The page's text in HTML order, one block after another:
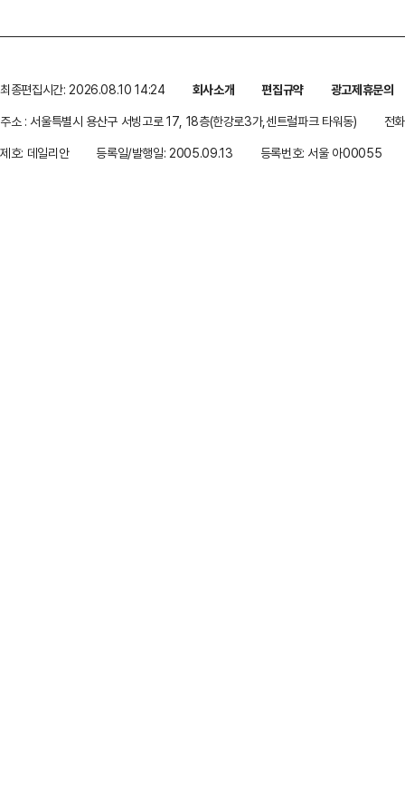
최종편집시간: 2026.08.10 14:24 회사소개 편집규약
광고제휴문의
주소 : 서울특별시 용산구 서빙고로 17, 18층(한강로3가,센트럴파크 타워동)
전
제호: 데일리안
등록일/발행일: 2005.09.13 등록번호: 서울 아00055